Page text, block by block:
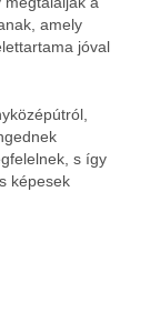
amely
jóval
s így
képesek